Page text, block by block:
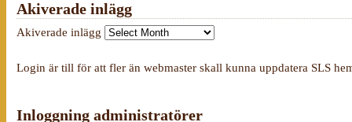
Akiverade inlägg
Akiverade inlägg
Login är till för att fler än webmaster skall kunna uppdatera SLS
Inloggning administratörer